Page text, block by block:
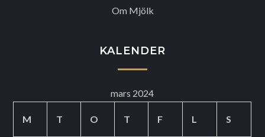
Om Mjölk
KALENDER
mars 2024
M T O T F L S